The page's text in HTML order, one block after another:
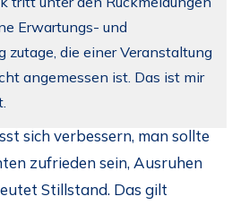
sich verbessern, man sollte
zufrieden sein, Ausruhen
Stillstand. Das gilt
Erwartungs- und
zutage, die einer Veranstaltung
angemessen ist. Das ist mir